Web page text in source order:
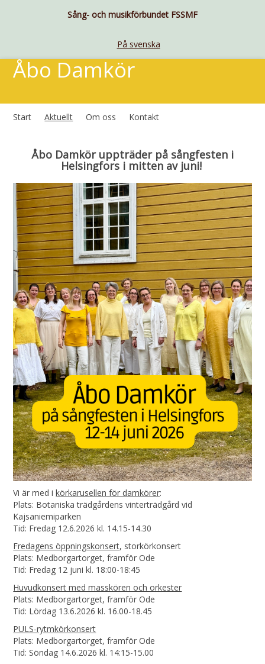
Sång- och musikförbundet FSSMF
På svenska
Åbo Damkör
Start Aktuellt Om oss Kontakt
Åbo Damkör uppträder på sångfesten i
Helsingfors i mitten av juni!
Vi är med ikörkarusellen för damkörer:
Plats: Botaniska trädgårdens vinterträdgård vid
Kajsaniemiparken
Tid: Fredag 12.6.2026 kl. 14.15-14.30
Fredagens öppningskonsert, storkörkonsert
Plats: Medborgartorget, framför Ode
Tid: Fredag 12 juni kl. 18:00-18:45
Huvudkonsert med masskören och orkester
Plats: Medborgartorget, framför Ode
Tid: Lördag 13.6.2026 kl. 16.00-18.45
PULS-rytmkörkonsert
Plats: Medborgartorget, framför Ode
Tid: Söndag 14.6.2026 kl. 14:15-15.00